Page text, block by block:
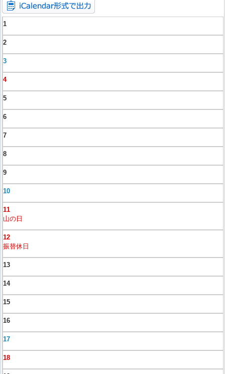
1
2
3
4
5
6
7
8
9
10
11
山の日
12
振替休日
13
14
15
16
17
18